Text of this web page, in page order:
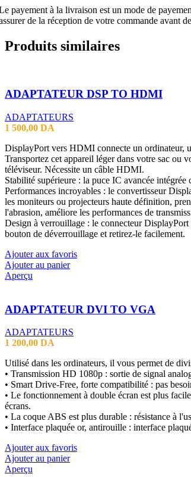
payement à la livraison est un mode de
de la réception de votre commande avant
Produits similaires
ADAPTATEUR DSP TO HDMI
ADAPTATEURS
1 500,00 DA
DisplayPort vers HDMI connecte un ordinateur,
Transportez cet appareil léger dans votre sac ou
téléviseur. Nécessite un câble HDMI.
Stabilité supérieure : la puce IC avancée
Performances incroyables : le convertisseur
les moniteurs ou projecteurs haute définition,
l'abrasion, améliore les performances de
Design à verrouillage : le connecteur
bouton de déverrouillage et retirez-le facilement.
Ajouter aux favoris
Ajouter au panier
Aperçu
ADAPTATEUR DVI TO VGA
ADAPTATEURS
1 200,00 DA
Utilisé dans les ordinateurs, il vous permet de
• Transmission HD 1080p : sortie de signal
• Smart Drive-Free, forte compatibilité : pas
• Le fonctionnement à double écran est plus
écrans.
• La coque ABS est plus durable : résistance à
• Interface plaquée or, antirouille : interface
Ajouter aux favoris
Ajouter au panier
Aperçu